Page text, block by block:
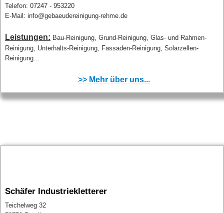
Telefon: 07247 - 953220
E-Mail: info@gebaeudereinigung-rehme.de
Leistungen: Bau-Reinigung, Grund-Reinigung, Glas- und Rahmen-
Reinigung, Unterhalts-Reinigung, Fassaden-Reinigung, Solarzellen-
Reinigung...
>> Mehr über uns...
Schäfer Industriekletterer
Teichelweg 32